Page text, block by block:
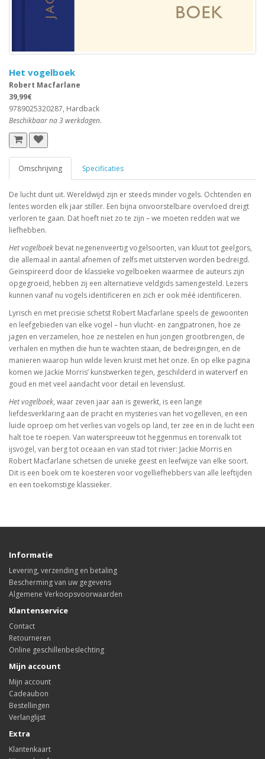
Het vogelboek
Robert Macfarlane
39,99€
9789025320287, Hardback
Beschikbaar na 3 werkdagen.
Omschrijving Specificaties
De lucht dunt uit. Wereldwijd zijn er steeds minder vogels. Ochtenden en
lentes worden elk jaar stiller. Een bijna onvoorstelbare overvloed dreigt
verloren te gaan. Dat hoeft niet zo te zijn – we moeten redden wat we
liefhebben.
Het vogelboek bevat negenenveertig vogelsoorten, van kluut tot geelgors,
die allemaal in aantal afnemen of zelfs met uitsterven worden bedreigd.
Geïnspireerd door de klassieke vogelboeken waarmee de auteurs zijn
opgegroeid, hebben zij een alternatieve veldgids samengesteld. Lezers
kunnen vanaf nu vogels identificeren en zich er ook méé identificeren.
Lyrisch en met precisie schetst Robert Macfarlane speels de gewoonten
en leefgebieden van elke vogel – hun vlucht- en zangpatronen, hoe ze
jagen en verzamelen, hoe ze nestelen en hun jongen grootbrengen, de
verhalen en mythen die hun te wachten staan, de bedreigingen, en de
manieren waarop hun wilde leven kruist met het onze. En op elke pagina
komen we Jackie Morris’ kunstwerken tegen, geschilderd in waterverf en
goud en met veel aandacht voor detail en levenslust.
Het vogelboek, waar zeven jaar aan is gewerkt, is een lange
liefdesverklaring aan de pracht en mysteries van het vogelleven, en een
luide oproep om het verlies van vogels op land, ter zee en in de lucht een
halt toe te roepen. Van waterspreeuw tot heggenmus en torenvalk tot
ijsvogel, van berg tot oceaan en van stad tot rivier: Jackie Morris en
Robert Macfarlane schetsen de unieke geest en leefwijze van elke soort.
Dit is een boek om te koesteren voor vogelliefhebbers van alle leeftijden
en een toekomstige klassieker.
Informatie
Levering, verzending en betaling
Bescherming van uw gegevens
Algemene Verkoopsvoorwaarden
Klantenservice
Contact
Retourneren
Online geschillenbeslechting
Mijn account
Mijn account
Cadeaubon
Bestellingen
Verlanglijst
Extra
Klantenkaart